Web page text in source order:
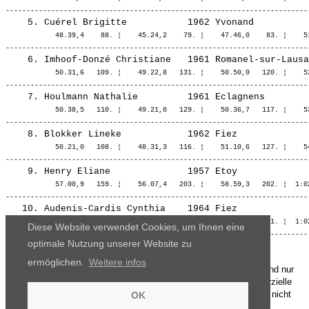
Diese Website verwendet Cookies, um Ihnen eine
optimale Nutzung unserer Website zu
ermöglichen.
Weitere infos
OK
48.39,4    88. ¦    45.24,2    79. ¦    47.46,0    83. ¦
50.31,6   109. ¦    49.22,8   131. ¦    50.50,0   120. ¦
50.38,5   110. ¦    49.21,0   129. ¦    50.36,7   117. ¦
50.21,0   108. ¦    48.31,3   116. ¦    51.10,6   127. ¦
57.00,9   159. ¦    56.07,4   203. ¦    58.59,3   202. ¦
57.29,6   162. ¦    55.02,0   197. ¦  1:00.32,3   211. ¦
Die Ergebnisse, das Bildmaterial und das weitere Datenmaterial sind nur
für den persönlichen Gebrauch zur Verfügung gestellt. Die kommerzielle
Nutzung, Weitergabe ganz oder teilweise und / oder Nachdruck ist nicht